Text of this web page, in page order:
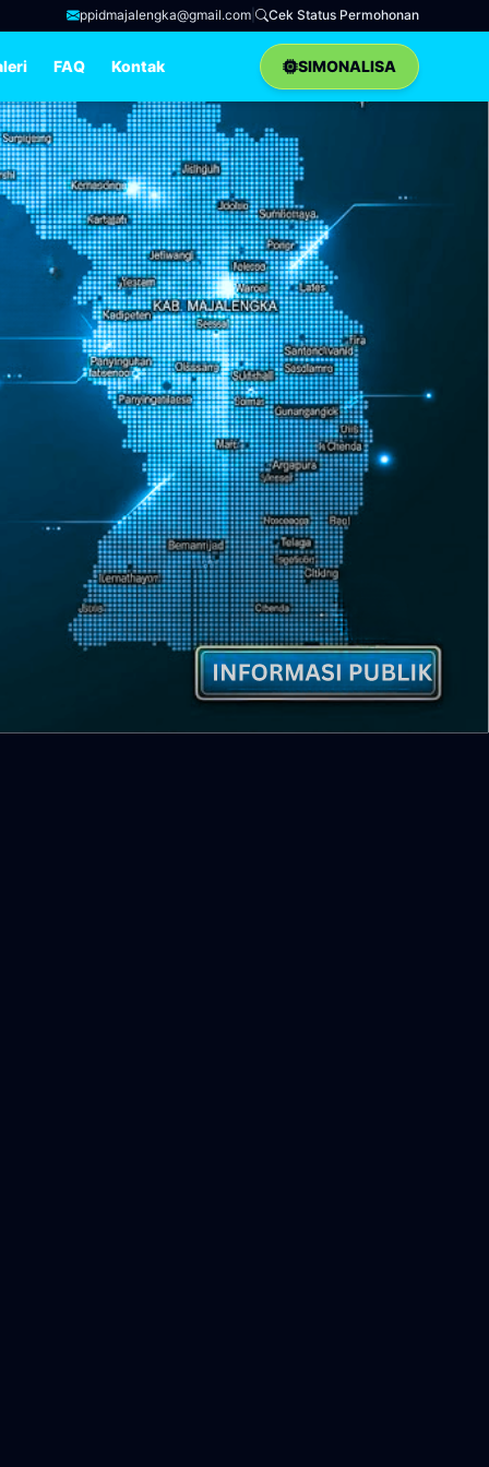
ppidmajalengka@gmail.com Cek Status Permohonan
FAQ Kontak SIMONALISA